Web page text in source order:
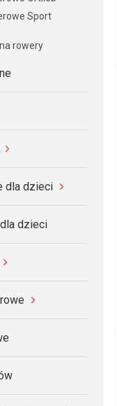
Sport
rowery
dla dzieci
dzieci